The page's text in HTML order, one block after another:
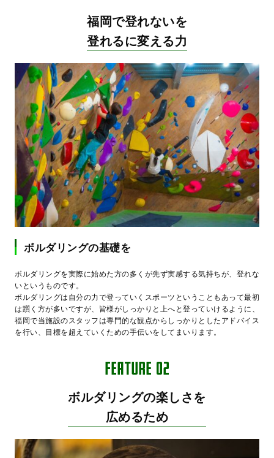
福岡で登れないを
登れるに変える力
ボルダリングの基礎を
ボルダリングを実際に始めた方の多くが先ず実感する気持ちが、登れな
いというものです。
ボルダリングは自分の力で登っていくスポーツということもあって最初
は躓く方が多いですが、皆様がしっかりと上へと登っていけるように、
福岡で当施設のスタッフは専門的な観点からしっかりとしたアドバイス
を行い、目標を超えていくための手伝いをしてまいります。
ボルダリングの楽しさを
広めるため